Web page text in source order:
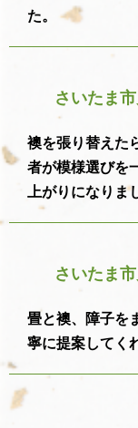
た。
さいたま
襖を張り替えた
者が模様選びを
上がりになりま
さいたま
畳と襖、障子を
寧に提案してく